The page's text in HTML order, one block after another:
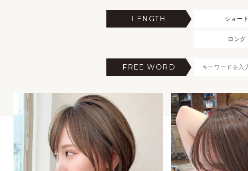
LENGTH ショート
ロング
FREE WORD